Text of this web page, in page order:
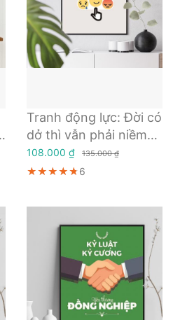
Tranh động lực: Đời có
dở thì vẫn phải niềm
nở
108.000 ₫ 135.000 ₫
★★★★★
★★★★★
★★★★★6